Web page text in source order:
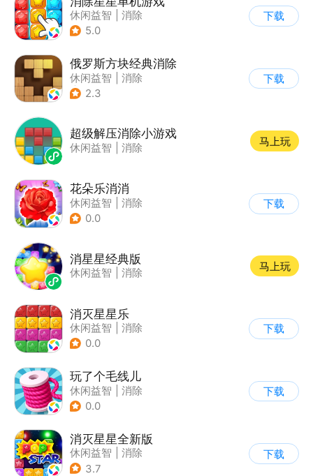
休闲益智
消除
5.0
下载
俄罗斯方块经典消除
休闲益智
消除
| 俄罗斯方块
2.3
下载
超级解压消除小游戏
休闲益智 消除
马上玩
花朵乐消消
休闲益智
消除
0.0
下载
消星星经典版
休闲益智 消除
马上玩
消灭星星乐
休闲益智
消除
0.0
下载
玩了个毛线儿
休闲益智
消除
0.0
下载
消灭星星全新版
休闲益智
消除
3.7
下载